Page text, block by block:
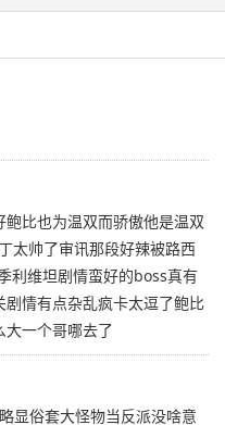
比也为温双而骄傲他是温双
太帅了审讯那段好辣被路西
利维坦剧情蛮好的boss真有
情有点杂乱疯卡太逗了鲍比
大一个哥哪去了
显俗套大怪物当反派没啥意